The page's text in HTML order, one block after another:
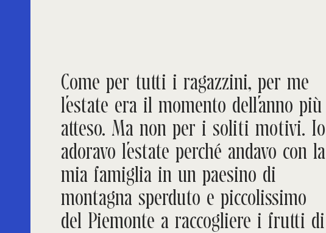
Come per tutti i ragazzini, per me
l’estate era il momento dell’anno più
atteso. Ma non per i soliti motivi. Io
adoravo l’estate perché andavo con la
mia famiglia in un paesino di
montagna sperduto e piccolissimo
del Piemonte a raccogliere i frutti di